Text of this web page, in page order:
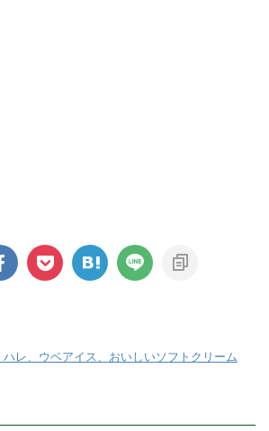
レ、ウベアイス、おいしいソフトクリーム